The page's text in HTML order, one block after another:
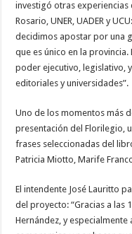
investigó otras
Rosario, UNER, UADER y
decidimos apostar por una
que es único en la
poder ejecutivo, legislativo,
editoriales y universidades”.
Uno de los momentos más
presentación del Florilegio,
frases seleccionadas del
Patricia Miotto, Marife
El intendente José Lauritto
del proyecto: “Gracias a las
Hernández, y especialmente